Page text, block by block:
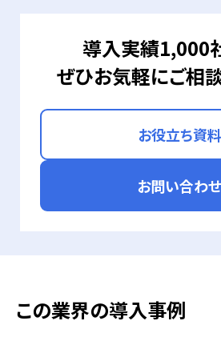
導入実績1,000
ぜひお気軽にご相談
お役立ち資料
お問い合わせ
この業界の導入事例